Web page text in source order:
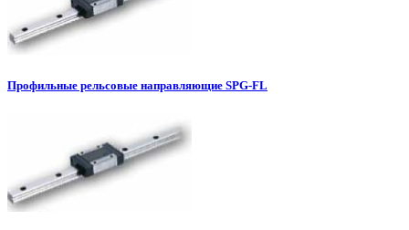
Профильные рельсовые направляющие SPG-FL